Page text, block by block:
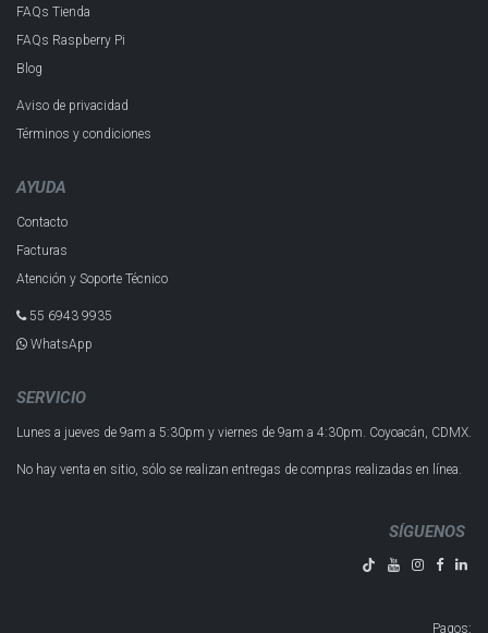
FAQs Tienda
FAQs Raspberry Pi
Blog
Aviso de privacidad
Términos y condiciones
AYUDA
Contacto
Facturas
Atención y Soporte Técnico
55 6943 993​5
WhatsApp
SERVICIO
Lunes a jueves de 9am a 5:30pm y viernes de 9am a 4:30pm. Coyoacán, CDMX.
No hay venta en sitio, sólo se realizan entregas de compras realizadas en línea.
SÍGUENOS
Pagos: